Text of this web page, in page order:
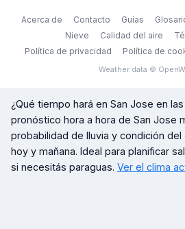
Acerca de Contacto Guías
Nieve
Calidad del aire
Política de privacidad
Política de
Weather data ©
¿Qué tiempo hará en San Jose en
pronóstico hora a hora de San Jose
probabilidad de lluvia y condición del
hoy y mañana. Ideal para planificar
si necesitás paraguas. Ver el clima